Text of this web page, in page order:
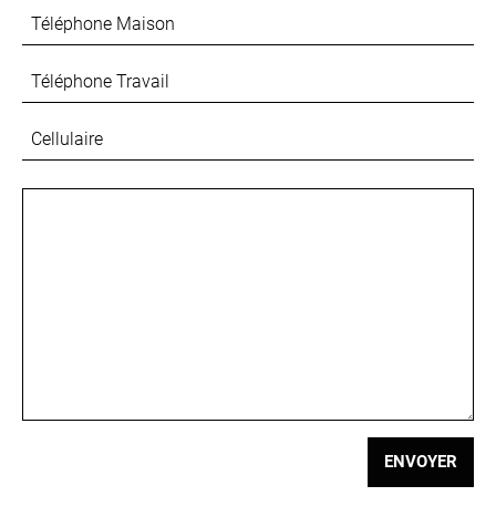
Téléphone Maison
Téléphone Travail
Cellulaire
ENVOYER